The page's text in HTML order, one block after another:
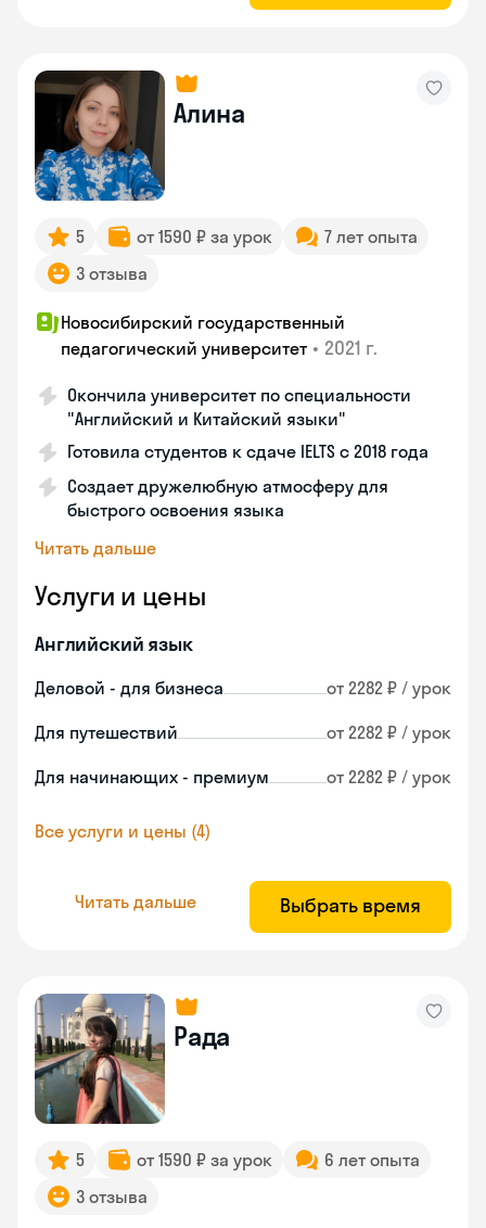
Алина
5 от 1590 ₽ за урок
7 лет опыта
3 отзыва
Новосибирский государственный
педагогический университет • 2021 г.
Окончила университет по специальности
"Английский и Китайский языки"
Готовила студентов к сдаче IELTS с 2018 года
Создает дружелюбную атмосферу для
быстрого освоения языка
Читать дальше
Услуги и цены
Английский язык
Деловой - для бизнеса от 2282 ₽ / урок
Для путешествий от 2282 ₽ / урок
Для начинающих - премиум от 2282 ₽ / урок
Все услуги и цены (4)
Читать дальше Выбрать время
Рада
5 от 1590 ₽ за урок
6 лет опыта
3 отзыва